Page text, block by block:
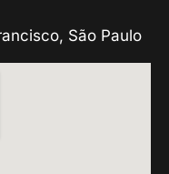
São Paulo